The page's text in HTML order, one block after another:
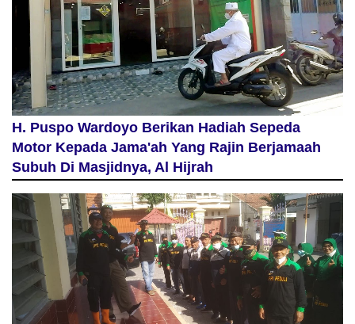
H. Puspo Wardoyo Berikan Hadiah Sepeda
Motor Kepada Jama'ah Yang Rajin Berjamaah
Subuh Di Masjidnya, Al Hijrah